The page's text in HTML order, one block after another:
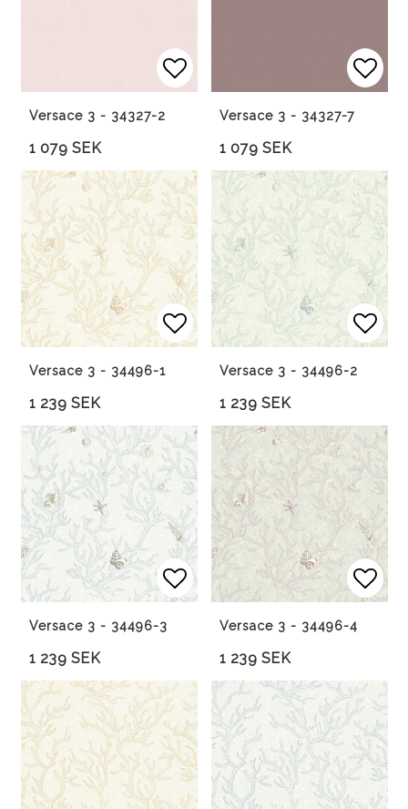
Lägg till i favoritlistan
Versace 3 - 34327-2
1 079 SEK
Versace 3 - 34327-7
1 079 SEK
Lägg till i favoritlistan
Versace 3 - 34496-1
1 239 SEK
Versace 3 - 34496-2
1 239 SEK
Lägg till i favoritlistan
Versace 3 - 34496-3
1 239 SEK
Versace 3 - 34496-4
1 239 SEK